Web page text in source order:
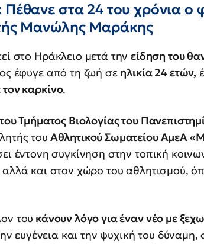
στα 24 του χρόνια ο
Μανώλης Μαράκης
στο Ηράκλειο μετά τηνείδηση του
έφυγε από τη ζωή σε ηλικία 24 ετών,
καρκίνο.
Τμήματος Βιολογίας του
του Αθλητικού Σωματείου ΑμεΑ
έντονη συγκίνηση στην τοπική
και στον χώρο του αθλητισμού,
του κάνουν λόγο για έναν νέο με
ευγένεια και την ψυχική του δύναμη,